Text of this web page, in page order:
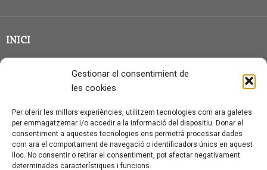
Gestionar el consentimient de
les cookies
Per oferir les millors experiències, utilitzem tecnologies com ara galetes
per emmagatzemar i/o accedir a la informació del dispositiu. Donar el
consentiment a aquestes tecnologies ens permetrà processar dades
com ara el comportament de navegació o identificadors únics en aquest
lloc. No consentir o retirar el consentiment, pot afectar negativament
determinades característiques i funcions.
INICI
CLASSE EN GRUP
QUI SOC?
CONTACTE
AVÍS LEGAL I PROTECCIÓ DE DADES